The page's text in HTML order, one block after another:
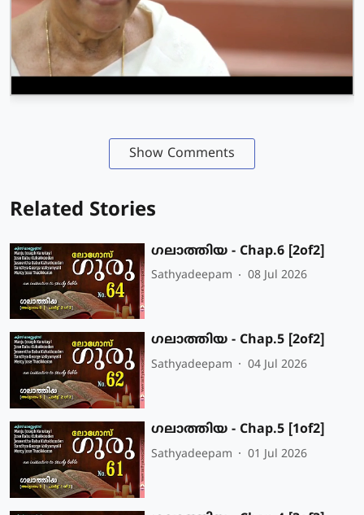
Show Comments
Related Stories
ഗലാത്തിയ - Chap.6 [2of2]
Sathyadeepam 08 Jul 2026
ഗലാത്തിയ - Chap.5 [2of2]
Sathyadeepam 04 Jul 2026
ഗലാത്തിയ - Chap.5 [1of2]
Sathyadeepam 01 Jul 2026